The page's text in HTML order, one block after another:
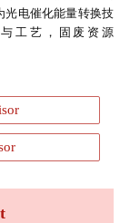
光电催化能量转换技
工艺，固废资源